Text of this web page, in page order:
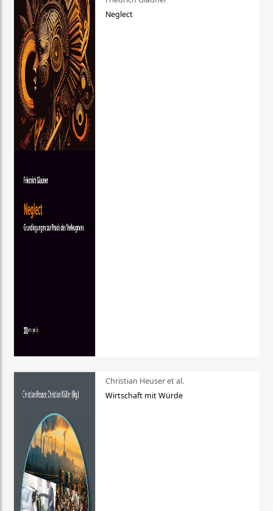
Neglect
Christian Heuser et al.
Wirtschaft mit Würde